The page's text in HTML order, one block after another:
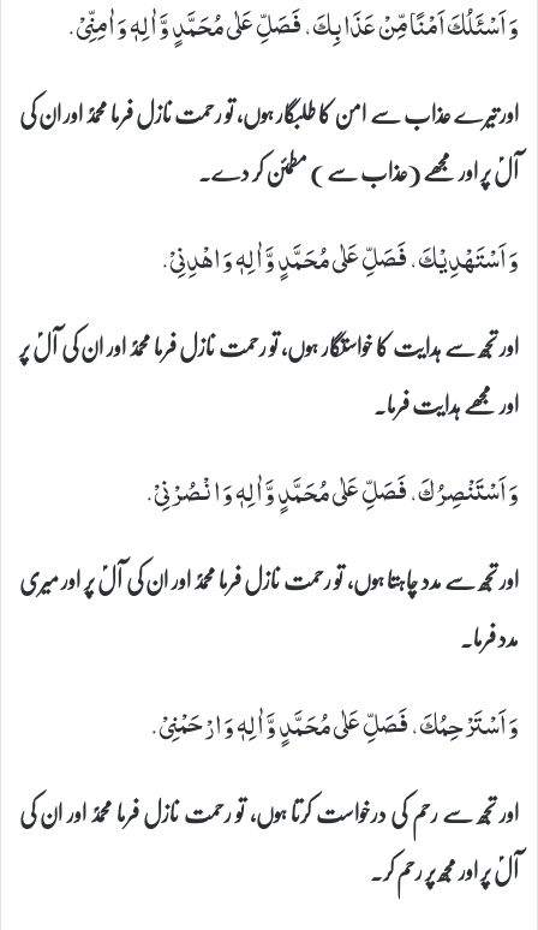
وَ اَسْئَلُكَ اَمْنًا مِّنْ عَذَابِكَ، فَصَلِّ عَلٰى مُحَمَّدٍ وَّ اٰلِهٖ وَ اٰمِنِّیْ.
اور تیرے عذاب سے امن کا طلبگار ہوں، تو رحمت نازل فرما محمدؐ اور ان کی
آلؑ پر اور مجھے (عذاب سے ) مطمئن کر دے۔
وَ اَسْتَهْدِیْكَ، فَصَلِّ عَلٰى مُحَمَّدٍ وَّ اٰلِهٖ وَ اهْدِنِیْ.
اور تجھ سے ہدایت کا خواستگار ہوں، تو رحمت نازل فرما محمدؐ اور ان کی آلؑ پر
اور مجھے ہدایت فرما۔
وَ اَسْتَنْصِرُكَ، فَصَلِّ عَلٰى مُحَمَّدٍ وَّ اٰلِهٖ وَ انْصُرْنِیْ.
اور تجھ سے مدد چاہتا ہوں، تو رحمت نازل فرما محمدؐ اور ان کی آلؑ پر اور میری
مدد فرما۔
وَ اَسْتَرْحِمُكَ، فَصَلِّ عَلٰى مُحَمَّدٍ وَّ اٰلِهٖ وَ ارْحَمْنِیْ.
اور تجھ سے رحم کی درخواست کرتا ہوں، تو رحمت نازل فرما محمدؐ اور ان کی
آلؑ پر اور مجھ پر رحم کر۔